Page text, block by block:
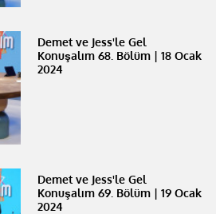
Demet ve Jess'le Gel
Konuşalım 68. Bölüm | 18 Ocak
2024
Demet ve Jess'le Gel
Konuşalım 69. Bölüm | 19 Ocak
2024